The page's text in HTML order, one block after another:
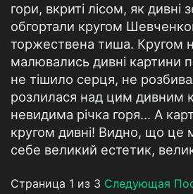
гори, вкриті лісом, як дивні
обгортали кругом
торжествена тиша. Кругом
малювались дивні картини
не тішило серця, не
розлилася над цим дивним
невидима річка горя... А
кругом дивні! Видно, що це
себе великий естетик,
Страница 1 из 3 Следующая